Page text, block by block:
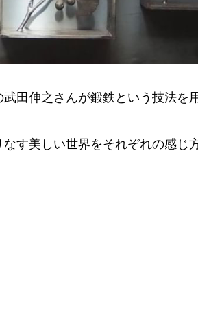
田伸之さんが鍛鉄という技法を
す美しい世界をそれぞれの感じ